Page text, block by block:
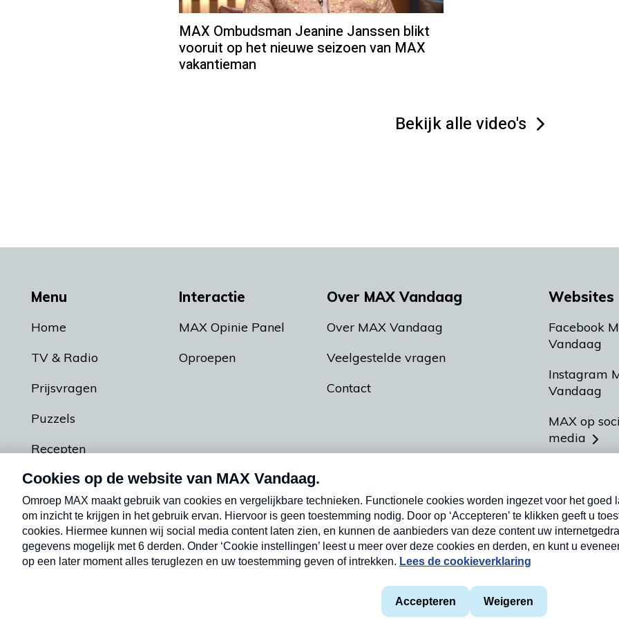
MAX Ombudsman Jeanine Janssen blikt
vooruit op het nieuwe seizoen van MAX
vakantieman
Bekijk alle video's
Menu
Home
TV & Radio
Prijsvragen
Puzzels
Recepten
Podcasts
Interactie
MAX Opinie Panel
Oproepen
Over MAX Vandaag
Over MAX Vandaag
Veelgestelde vragen
Contact
Websites
Facebook
Vandaag
Instagram
Vandaag
MAX op
media
Meldpunt
Heel
Privacyverklaring Cookieverklaring